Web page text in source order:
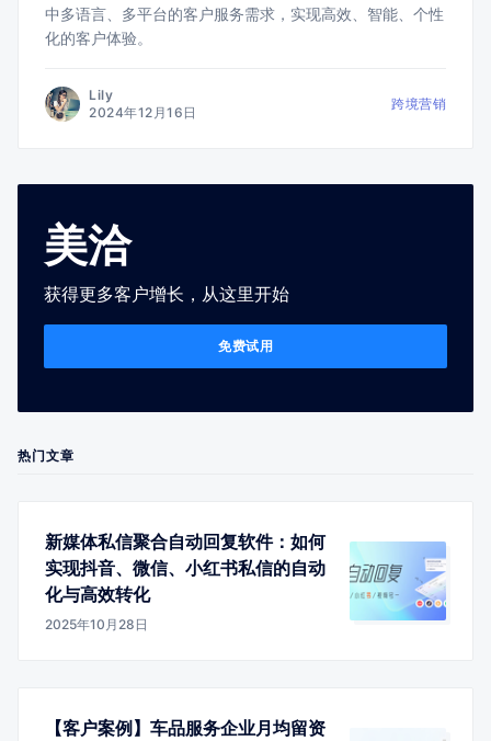
中多语言、多平台的客户服务需求，实现高效、智能、个性
化的客户体验。
Lily
2024年12月16日
跨境营销
美洽
获得更多客户增长，从这里开始
免费试用
热门文章
新媒体私信聚合自动回复软件：如何
实现抖音、微信、小红书私信的自动
化与高效转化
2025年10月28日
【客户案例】车品服务企业月均留资